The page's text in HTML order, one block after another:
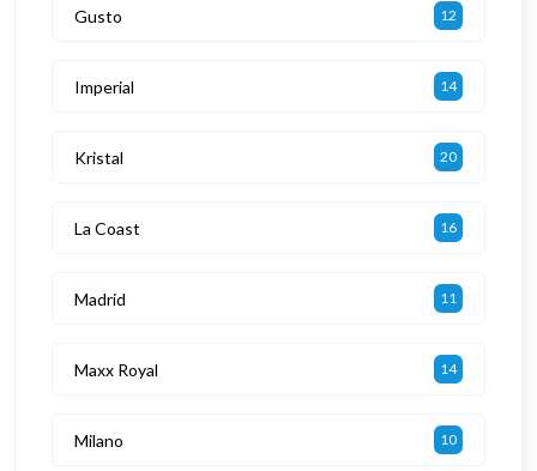
Gusto 12
Imperial 14
Kristal 20
La Coast 16
Madrid 11
Maxx Royal 14
Milano 10